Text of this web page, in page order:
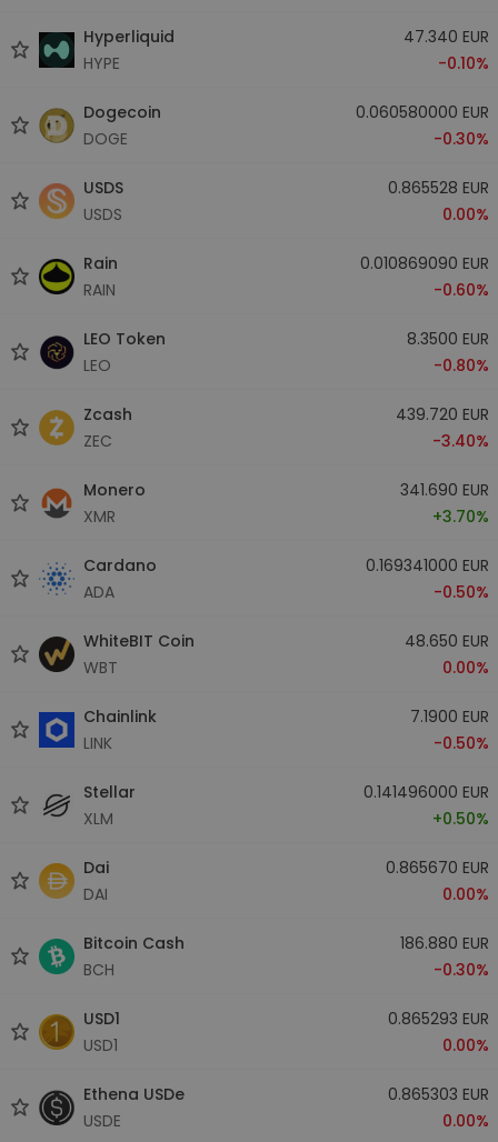
Hyperliquid
HYPE
47.340 EUR
-0.10%
Dogecoin
DOGE
0.060580000 EUR
-0.30%
USDS
USDS
0.865528 EUR
0.00%
Rain
RAIN
0.010869090 EUR
-0.60%
LEO Token
LEO
8.3500 EUR
-0.80%
Zcash
ZEC
439.720 EUR
-3.40%
Monero
XMR
341.690 EUR
+3.70%
Cardano
ADA
0.169341000 EUR
-0.50%
WhiteBIT Coin
WBT
48.650 EUR
0.00%
Chainlink
LINK
7.1900 EUR
-0.50%
Stellar
XLM
0.141496000 EUR
+0.50%
Dai
DAI
0.865670 EUR
0.00%
Bitcoin Cash
BCH
186.880 EUR
-0.30%
USD1
USD1
0.865293 EUR
0.00%
Ethena USDe
USDE
0.865303 EUR
0.00%